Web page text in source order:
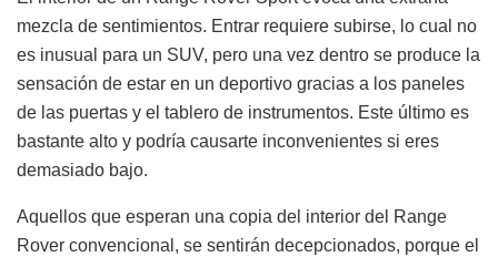
mezcla de sentimientos. Entrar requiere subirse, lo cual no
es inusual para un SUV, pero una vez dentro se produce la
sensación de estar en un deportivo gracias a los paneles
de las puertas y el tablero de instrumentos. Este último es
bastante alto y podría causarte inconvenientes si eres
demasiado bajo.
Aquellos que esperan una copia del interior del Range
Rover convencional, se sentirán decepcionados, porque el